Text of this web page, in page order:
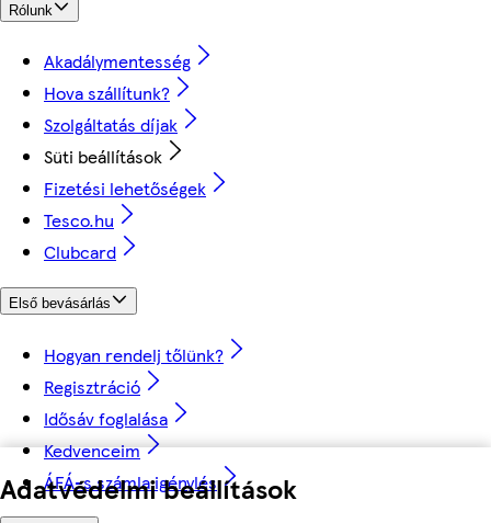
Adatvédelmi beállítások
Rólunk
Akadálymentesség
Hova szállítunk?
Szolgáltatás díjak
Süti beállítások
Fizetési lehetőségek
Tesco.hu
Clubcard
Első bevásárlás
Hogyan rendelj tőlünk?
Regisztráció
Idősáv foglalása
Kedvenceim
ÁFÁ-s számla igénylés